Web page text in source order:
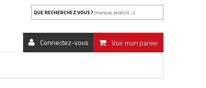
QUE RECHERCHEZ VOUS ? (marque, produit...)
Voir mon panier
Connectez-vous